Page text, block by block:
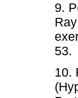
9.
10.